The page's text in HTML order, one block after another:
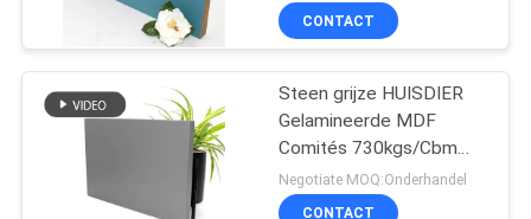
VERZOEK
OM
EEN
CITAAT
CONTACT
Steen grijze HUISDIER
Gelamineerde MDF
Comités 730kgs/Cbm
Dichtheid
Negotiate MOQ:Onderhandel
CONTACT